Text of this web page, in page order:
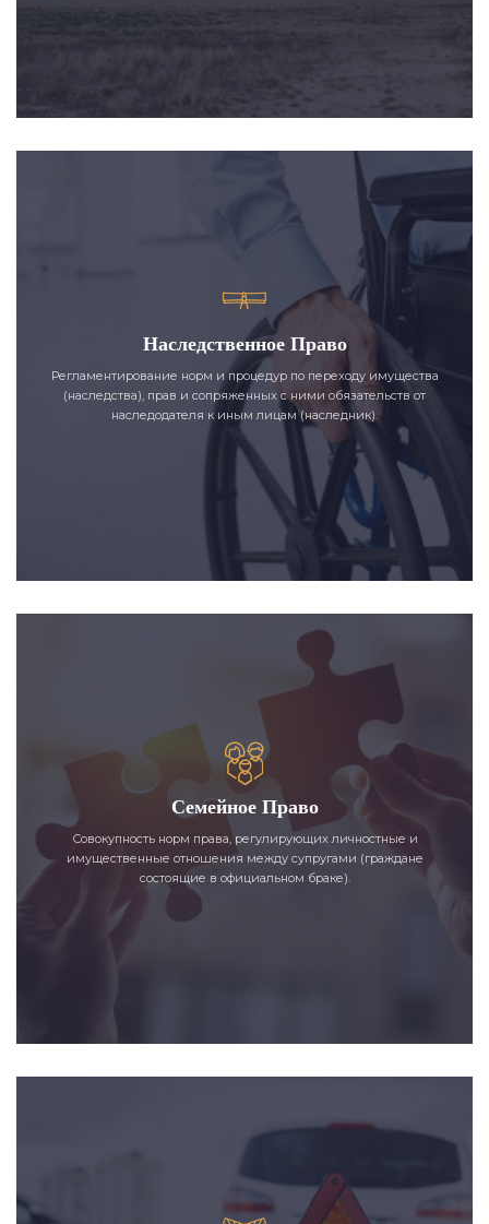
Наследственное Право
Регламентирование норм и процедур по переходу имущества
(наследства), прав и сопряженных с ними обязательств от
наследодателя к иным лицам (наследник).
Семейное Право
Совокупность норм права, регулирующих личностные и
имущественные отношения между супругами (граждане
состоящие в официальном браке).